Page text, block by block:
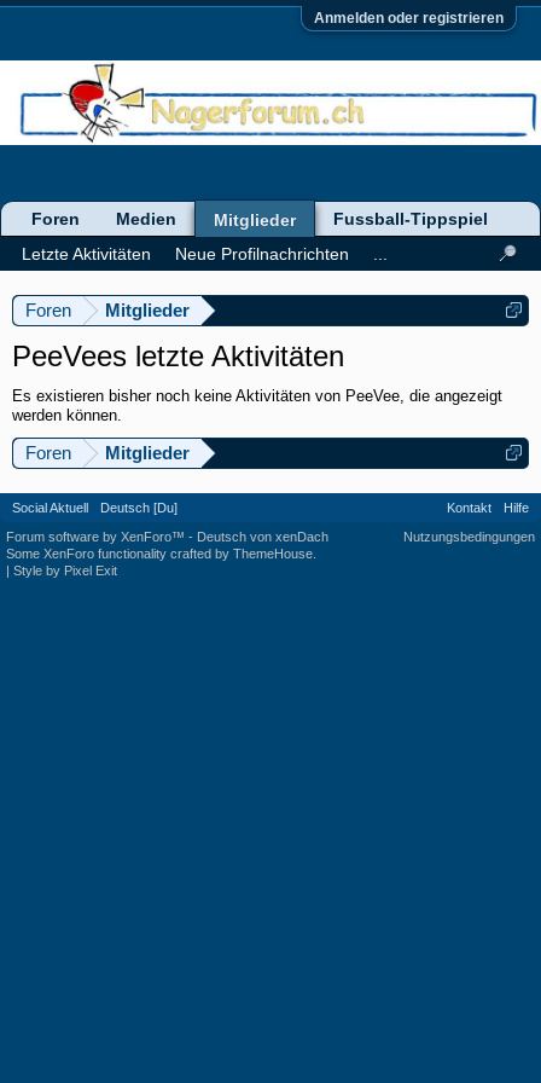
Anmelden oder registrieren
Foren Mitglieder
PeeVees letzte Aktivitäten
Es existieren bisher noch keine Aktivitäten von PeeVee, die angezeigt
werden können.
Foren Mitglieder
Foren Medien
Mitglieder
Letzte Aktivitäten
Neue Profilnachrichten
Fussball-Tippspiel
Social Aktuell Deutsch [Du] Kontakt
Hilfe
Nutzungsbedingungen
Forum software by XenForo™ - Deutsch von xenDach
Some XenForo functionality crafted by ThemeHouse
| Style by Pixel Exit